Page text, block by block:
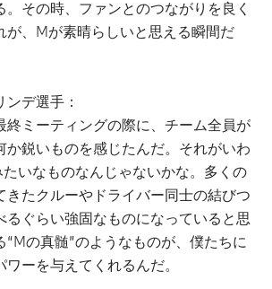
。その時、ファンとのつながりを良く
が、Mが素晴らしいと思える瞬間だ
デ選手：
終ミーティングの際に、チーム全員が
か鋭いものを感じたんだ。それがいわ
たいなものなんじゃないかな。多くの
きたクルーやドライバー同士の結びつ
るぐらい強固なものになっていると思
“Mの真髄”のようなものが、僕たちに
ーを与えてくれるんだ。